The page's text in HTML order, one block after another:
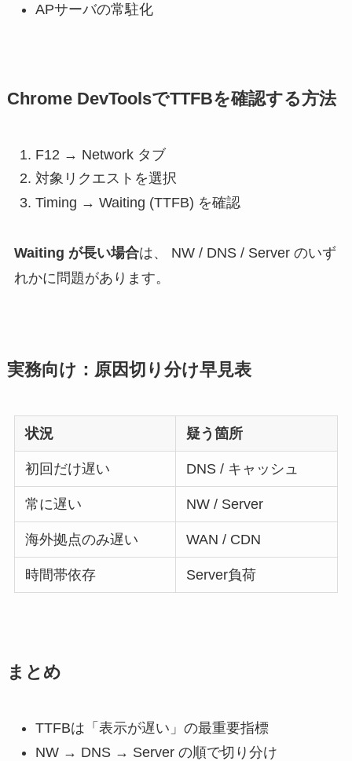
APサーバの常駐化
Chrome DevToolsでTTFBを確認する方法
F12 → Network タブ
対象リクエストを選択
Timing → Waiting (TTFB) を確認
Waiting が長い場合は、 NW / DNS / Server のいず
れかに問題があります。
実務向け：原因切り分け早見表
状況 疑う箇所
初回だけ遅い DNS / キャッシュ
常に遅い NW / Server
海外拠点のみ遅い WAN / CDN
時間帯依存 Server負荷
まとめ
TTFBは「表示が遅い」の最重要指標
NW → DNS → Server の順で切り分け